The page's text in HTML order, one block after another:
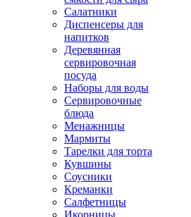
Салатники
Диспенсеры для
напитков
Деревянная
сервировочная
посуда
Наборы для воды
Сервировочные
блюда
Менажницы
Мармиты
Тарелки для торта
Кувшины
Соусники
Креманки
Салфетницы
Икорницы